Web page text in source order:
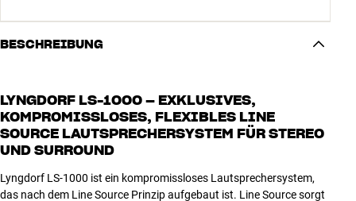
BESCHREIBUNG
LYNGDORF LS-1000 – EXKLUSIVES,
KOMPROMISSLOSES, FLEXIBLES LINE
SOURCE LAUTSPRECHERSYSTEM FÜR STEREO
UND SURROUND
Lyngdorf LS-1000 ist ein kompromissloses Lautsprechersystem,
das nach dem Line Source Prinzip aufgebaut ist. Line Source sorgt